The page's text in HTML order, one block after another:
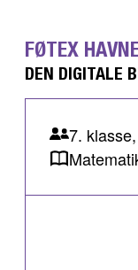
FØTEX
DEN DIGITALE
7.